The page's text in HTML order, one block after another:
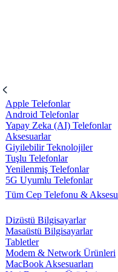
Apple Telefonlar
Android Telefonlar
Yapay Zeka (AI) Telefonlar
Aksesuarlar
Giyilebilir Teknolojiler
Tuşlu Telefonlar
Yenilenmiş Telefonlar
5G Uyumlu Telefonlar
Tüm Cep Telefonu &
Dizüstü Bilgisayarlar
Masaüstü Bilgisayarlar
Tabletler
Modem & Network Ürünleri
MacBook Aksesuarları